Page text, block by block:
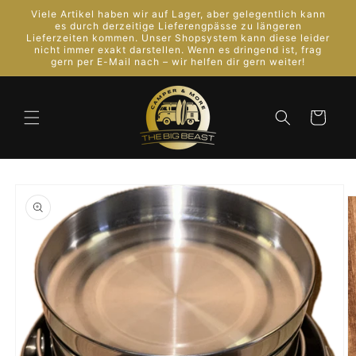
zum
Inhalt
Viele Artikel haben wir auf Lager, aber gelegentlich kann
es durch derzeitige Lieferengpässe zu längeren
Lieferzeiten kommen. Unser Shopsystem kann diese leider
nicht immer exakt darstellen. Wenn es dringend ist, frag
gern per E-Mail nach – wir helfen dir gern weiter!
Warenkorb